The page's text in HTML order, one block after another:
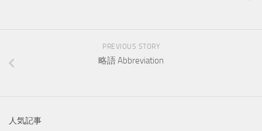
PREVIOUS STORY
略語 Abbreviation
人気記事